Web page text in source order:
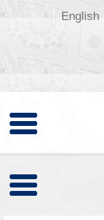
English